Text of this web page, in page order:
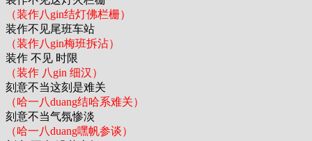
（装作八gin结灯佛栏栅）
装作不见尾班车站
（装作八gin梅班拆沾）
装作 不见 时限
（装作 八gin 细汉）
刻意不当这刻是难关
（哈一八duang结哈系难关）
刻意不当气氛惨淡
（哈一八duang嘿帆参谈）